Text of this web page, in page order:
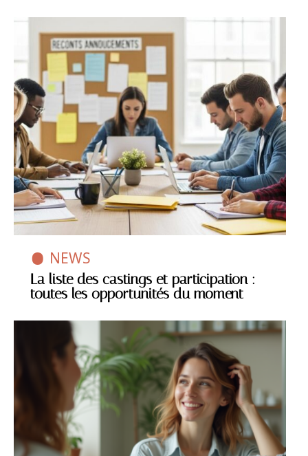
NEWS
La liste des castings et participation :
toutes les opportunités du moment